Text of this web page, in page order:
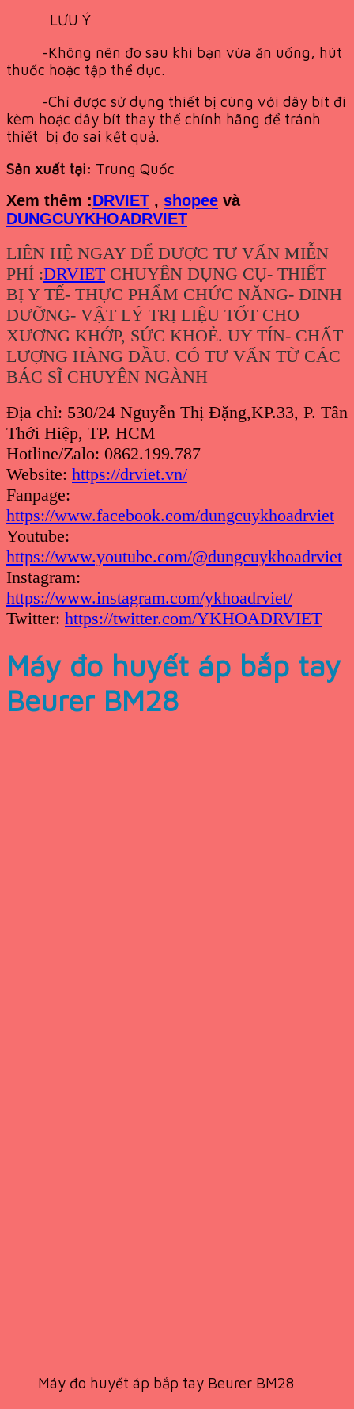
LƯU Ý
-Không nên đo sau khi bạn vừa ăn uống, hút
thuốc hoặc tập thể dục.
-Chỉ được sử dụng thiết bị cùng với dây bít đi
kèm hoặc dây bít thay thế chính hãng để tránh
thiết bị đo sai kết quả.
Sản xuất tại: Trung Quốc
Xem thêm :DRVIET , shopee và
DUNGCUYKHOADRVIET
LIÊN HỆ NGAY ĐỂ ĐƯỢC TƯ VẤN MIỄN
PHÍ :DRVIET CHUYÊN DỤNG CỤ- THIẾT
BỊ Y TẾ- THỰC PHẨM CHỨC NĂNG- DINH
DƯỠNG- VẬT LÝ TRỊ LIỆU TỐT CHO
XƯƠNG KHỚP, SỨC KHOẺ. UY TÍN- CHẤT
LƯỢNG HÀNG ĐẦU. CÓ TƯ VẤN TỪ CÁC
BÁC SĨ CHUYÊN NGÀNH
Địa chỉ: 530/24 Nguyễn Thị Đặng,KP.33, P. Tân
Thới Hiệp, TP. HCM
Hotline/Zalo: 0862.199.787
Website: https://drviet.vn/
Fanpage:
https://www.facebook.com/dungcuykhoadrviet
Youtube:
https://www.youtube.com/@dungcuykhoadrviet
Instagram:
https://www.instagram.com/ykhoadrviet/
Twitter: https://twitter.com/YKHOADRVIET
Máy đo huyết áp bắp tay
Beurer BM28
Máy đo huyết áp bắp tay Beurer BM28